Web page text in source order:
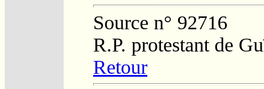
Source n° 92716
R.P. protestant de
Retour